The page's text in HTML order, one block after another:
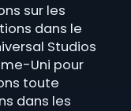
sur les
dans le
Studios
Uni pour
toute
dans les